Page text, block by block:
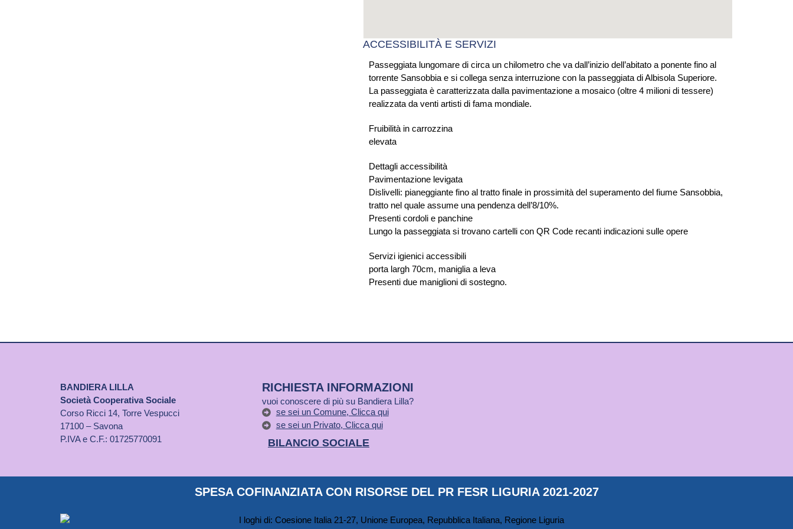
ACCESSIBILITÀ E SERVIZI
Passeggiata lungomare di circa un chilometro che va dall’inizio dell’abitato a ponente fino al
torrente Sansobbia e si collega senza interruzione con la passeggiata di Albisola Superiore.
La passeggiata è caratterizzata dalla pavimentazione a mosaico (oltre 4 milioni di tessere)
realizzata da venti artisti di fama mondiale.
Fruibilità in carrozzina
elevata
Dettagli accessibilità
Pavimentazione levigata
Dislivelli: pianeggiante fino al tratto finale in prossimità del superamento del fiume Sansobbia,
tratto nel quale assume una pendenza dell’8/10%.
Presenti cordoli e panchine
Lungo la passeggiata si trovano cartelli con QR Code recanti indicazioni sulle opere
Servizi igienici accessibili
porta largh 70cm, maniglia a leva
Presenti due maniglioni di sostegno.
BANDIERA LILLA
Società Cooperativa Sociale
Corso Ricci 14, Torre Vespucci
17100 – Savona
P.IVA e C.F.: 01725770091
RICHIESTA INFORMAZIONI
vuoi conoscere di più su Bandiera Lilla?
se sei un Comune, Clicca qui
se sei un Privato, Clicca qui
BILANCIO SOCIALE
SPESA COFINANZIATA CON RISORSE DEL PR FESR LIGURIA 2021-2027